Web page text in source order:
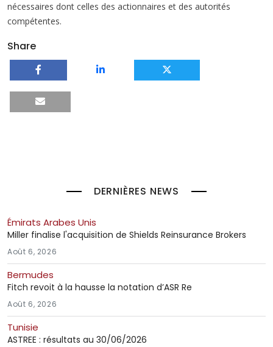
nécessaires dont celles des actionnaires et des autorités
compétentes.
Share
DERNIÈRES NEWS
Émirats Arabes Unis
Miller finalise l'acquisition de Shields Reinsurance Brokers
Août 6, 2026
Bermudes
Fitch revoit à la hausse la notation d’ASR Re
Août 6, 2026
Tunisie
ASTREE : résultats au 30/06/2026